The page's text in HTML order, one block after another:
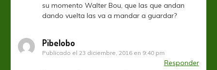
su momento Walter Bou, que las que andan
dando vuelta las va a mandar a guardar?
Pibelobo
Publicado el 23 diciembre, 2016 en 9:40 pm
Responder